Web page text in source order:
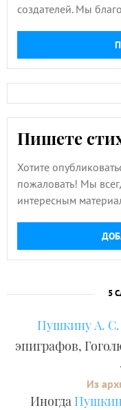
создателей. Мы
Пишете
Хотите
пожаловать! Мы
интересным
5
Пушкину А. С.
эпиграфов,
Из
Иногда